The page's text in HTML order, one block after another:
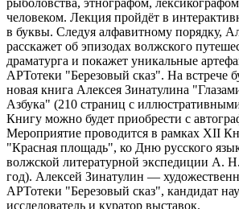
человеком. Лекция пройдёт в
в буквы. Следуя алфавитному порядку,
расскажет об эпизодах волжского
драматурга и покажет уникальные
АРТотеки "Березовый сказ". На встрече
новая книга Алексея Зинатулина
Азбука" (210 страниц с
Книгу можно будет приобрести с
Мероприятие проводится в рамках XII
"Красная площадь", ко Дню русского
волжской литературной экспедиции А.
год). Алексей Зинатулин —
АРТотеки "Березовый сказ", кандидат
исследователь и куратор выставок.